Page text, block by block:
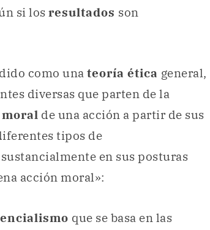
si los resultados son
como una teoría ética general,
diversas que parten de la
de una acción a partir de sus
tipos de
en sus posturas
acción moral»:
que se basa en las